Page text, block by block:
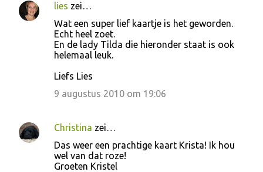
R
s
lies zei…
Wat een super lief kaartje is het geworden.
Echt heel zoet.
En de lady Tilda die hieronder staat is ook
helemaal leuk.
Liefs Lies
9 augustus 2010 om 19:06
Christina zei…
Das weer een prachtige kaart Krista! Ik hou
wel van dat roze!
Groeten Kristel